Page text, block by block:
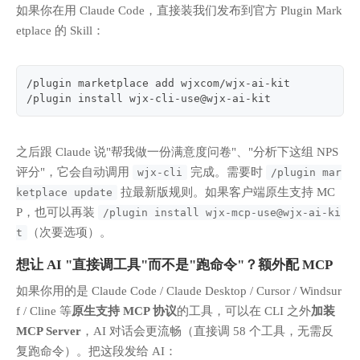
如果你在用 Claude Code，直接装我们发布到官方 Plugin Mark
etplace 的 Skill：
/plugin marketplace add wjxcom/wjx-ai-kit
/plugin install wjx-cli-use@wjx-ai-kit
之后跟 Claude 说"帮我做一份满意度问卷"、"分析下这组 NPS
评分"，它会自动调用
wjx-cli 完成。需要时
/plugin mar
ketplace update
拉最新版规则。如果客户端原生支持 MC
P，也可以再装
/plugin install wjx-mcp-use@wjx-ai-ki
t
（次要选项）。
想让 AI "直接调工具"而不是"跑命令"？额外配 MCP
如果你用的是 Claude Code / Claude Desktop / Cursor / Windsur
f / Cline 等原生支持 MCP 协议的工具，可以在 CLI 之外加装
MCP Server ，AI 对话会更流畅（直接调 58 个工具，无需反
复跑命令）。把这段发给 AI：